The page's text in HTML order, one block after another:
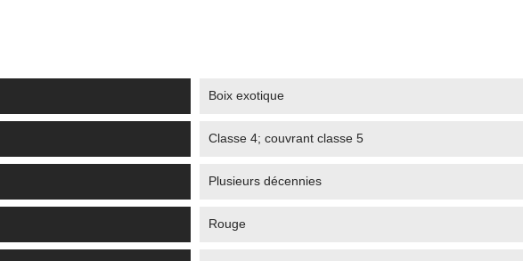
Boix exotique
Classe 4; couvrant classe 5
Plusieurs décennies
Rouge